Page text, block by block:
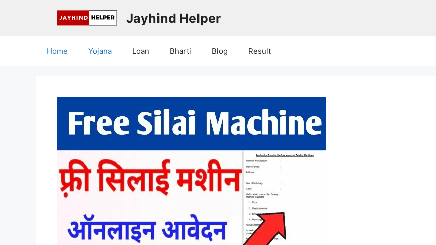
Jayhind Helper
Home Yojana Loan Bharti Blog Result